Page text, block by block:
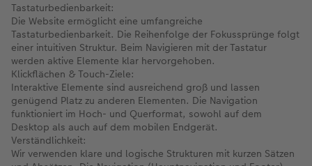
Tastaturbedienbarkeit:
Die Website ermöglicht eine umfangreiche
Tastaturbedienbarkeit. Die Reihenfolge der Fokussprünge folgt
einer intuitiven Struktur. Beim Navigieren mit der Tastatur
werden aktive Elemente klar hervorgehoben.
Klickflächen & Touch-Ziele:
Interaktive Elemente sind ausreichend groß und lassen
genügend Platz zu anderen Elementen. Die Navigation
funktioniert im Hoch- und Querformat, sowohl auf dem
Desktop als auch auf dem mobilen Endgerät.
Verständlichkeit:
Wir verwenden klare und logische Strukturen mit kurzen Sätzen